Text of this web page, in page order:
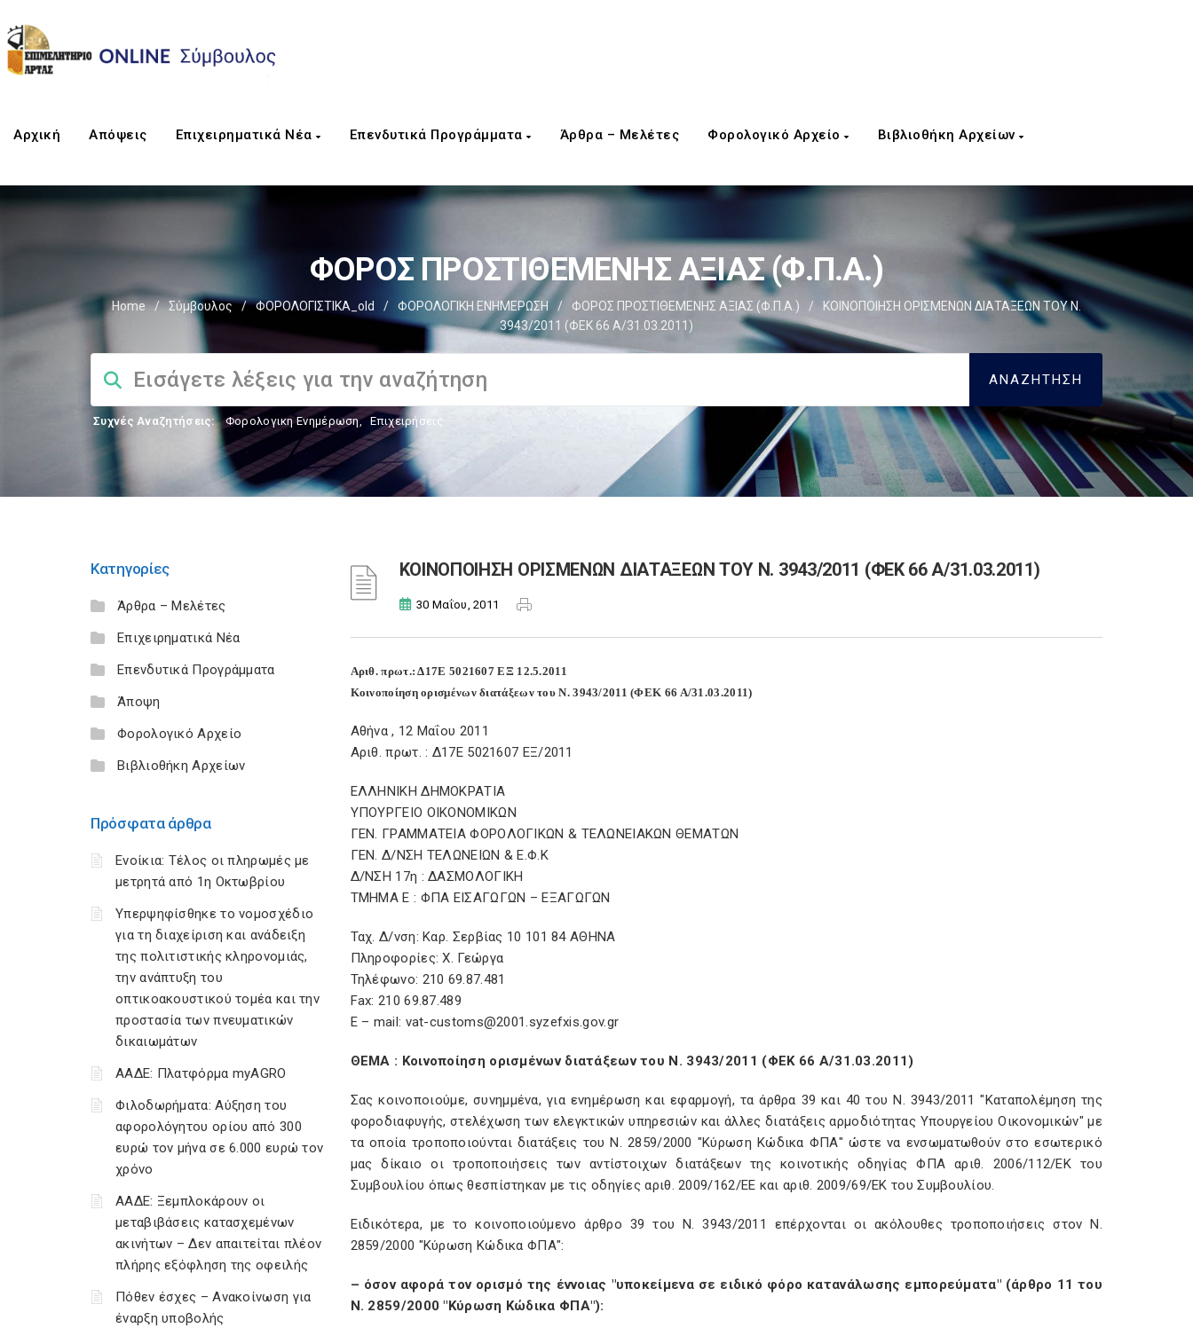
Αρχική Απόψεις Επιχειρηματικά Νέα Επενδυτικά Προγράμματα Άρθρα – Μελέτες Φορολογικό Αρχείο Βιβλιοθήκη Αρχείων
ΦΟΡΟΣ ΠΡΟΣΤΙΘΕΜΕΝΗΣ ΑΞΙΑΣ (Φ.Π.Α.)
Home / Σύμβουλος / ΦΟΡΟΛΟΓΙΣΤΙΚΑ_old / ΦΟΡΟΛΟΓΙΚΗ ΕΝΗΜΕΡΩΣΗ / ΦΟΡΟΣ ΠΡΟΣΤΙΘΕΜΕΝΗΣ ΑΞΙΑΣ (Φ.Π.Α.) /
ΚΟΙΝΟΠΟΙΗΣΗ ΟΡΙΣΜΕΝΩΝ ΔΙΑΤΑΞΕΩΝ ΤΟΥ Ν.
3943/2011 (ΦΕΚ 66 Α/31.03.2011)
Συχνές Αναζητήσεις: Φορολογικη Ενημέρωση, Επιχειρήσεις
Κατηγορίες
Άρθρα – Μελέτες
Επιχειρηματικά Νέα
Επενδυτικά Προγράμματα
Άποψη
Φορολογικό Αρχείο
Βιβλιοθήκη Αρχείων
Πρόσφατα άρθρα
Ενοίκια: Τέλος οι πληρωμές με
μετρητά από 1η Οκτωβρίου
Υπερψηφίσθηκε το νομοσχέδιο
για τη διαχείριση και ανάδειξη
της πολιτιστικής κληρονομιάς,
την ανάπτυξη του
οπτικοακουστικού τομέα και την
προστασία των πνευματικών
δικαιωμάτων
ΑΑΔΕ: Πλατφόρμα myAGRO
Φιλοδωρήματα: Αύξηση του
αφορολόγητου ορίου από 300
ευρώ τον μήνα σε 6.000 ευρώ τον
χρόνο
ΑΑΔΕ: Ξεμπλοκάρουν οι
μεταβιβάσεις κατασχεμένων
ακινήτων – Δεν απαιτείται πλέον
πλήρης εξόφληση της οφειλής
Πόθεν έσχες – Ανακοίνωση για
έναρξη υποβολής
ΚΟΙΝΟΠΟΙΗΣΗ ΟΡΙΣΜΕΝΩΝ ΔΙΑΤΑΞΕΩΝ ΤΟΥ Ν. 3943/2011 (ΦΕΚ 66 Α/31.03.2011)
30 Μαΐου, 2011
Αριθ. πρωτ.: Δ17Ε 5021607 ΕΞ 12.5.2011
Κοινοποίηση ορισμένων διατάξεων του Ν. 3943/2011 (ΦΕΚ 66 Α/31.03.2011)
Αθήνα , 12 Μαΐου 2011
Αριθ. πρωτ. : Δ17Ε 5021607 ΕΞ/2011
ΕΛΛΗΝΙΚΗ ΔΗΜΟΚΡΑΤΙΑ
ΥΠΟΥΡΓΕΙΟ ΟΙΚΟΝΟΜΙΚΩΝ
ΓΕΝ. ΓΡΑΜΜΑΤΕΙΑ ΦΟΡΟΛΟΓΙΚΩΝ & ΤΕΛΩΝΕΙΑΚΩΝ ΘΕΜΑΤΩΝ
ΓΕΝ. Δ/ΝΣΗ ΤΕΛΩΝΕΙΩΝ & Ε.Φ.Κ
Δ/ΝΣΗ 17η : ΔΑΣΜΟΛΟΓΙΚΗ
ΤΜΗΜΑ Ε : ΦΠΑ ΕΙΣΑΓΩΓΩΝ – ΕΞΑΓΩΓΩΝ
Ταχ. Δ/νση: Καρ. Σερβίας 10 101 84 ΑΘΗΝΑ
Πληροφορίες: Χ. Γεώργα
Τηλέφωνο: 210 69.87.481
Fax: 210 69.87.489
Ε – mail: vat-customs@2001.syzefxis.gov.gr
ΘΕΜΑ : Κοινοποίηση ορισμένων διατάξεων του Ν. 3943/2011 (ΦΕΚ 66 Α/31.03.2011)
Σας κοινοποιούμε, συνημμένα, για ενημέρωση και εφαρμογή, τα άρθρα 39 και 40 του Ν. 3943/2011 "Καταπολέμηση της
φοροδιαφυγής, στελέχωση των ελεγκτικών υπηρεσιών και άλλες διατάξεις αρμοδιότητας Υπουργείου Οικονομικών" με
τα οποία τροποποιούνται διατάξεις του Ν. 2859/2000 "Κύρωση Κώδικα ΦΠΑ" ώστε να ενσωματωθούν στο εσωτερικό
μας δίκαιο οι τροποποιήσεις των αντίστοιχων διατάξεων της κοινοτικής οδηγίας ΦΠΑ αριθ. 2006/112/ΕΚ του
Συμβουλίου όπως θεσπίστηκαν με τις οδηγίες αριθ. 2009/162/ΕΕ και αριθ. 2009/69/ΕΚ του Συμβουλίου.
Ειδικότερα, με το κοινοποιούμενο άρθρο 39 του Ν. 3943/2011 επέρχονται οι ακόλουθες τροποποιήσεις στον Ν.
2859/2000 "Κύρωση Κώδικα ΦΠΑ":
– όσον αφορά τον ορισμό της έννοιας "υποκείμενα σε ειδικό φόρο κατανάλωσης εμπορεύματα" (άρθρο 11 του
Ν. 2859/2000 "Κύρωση Κώδικα ΦΠΑ"):